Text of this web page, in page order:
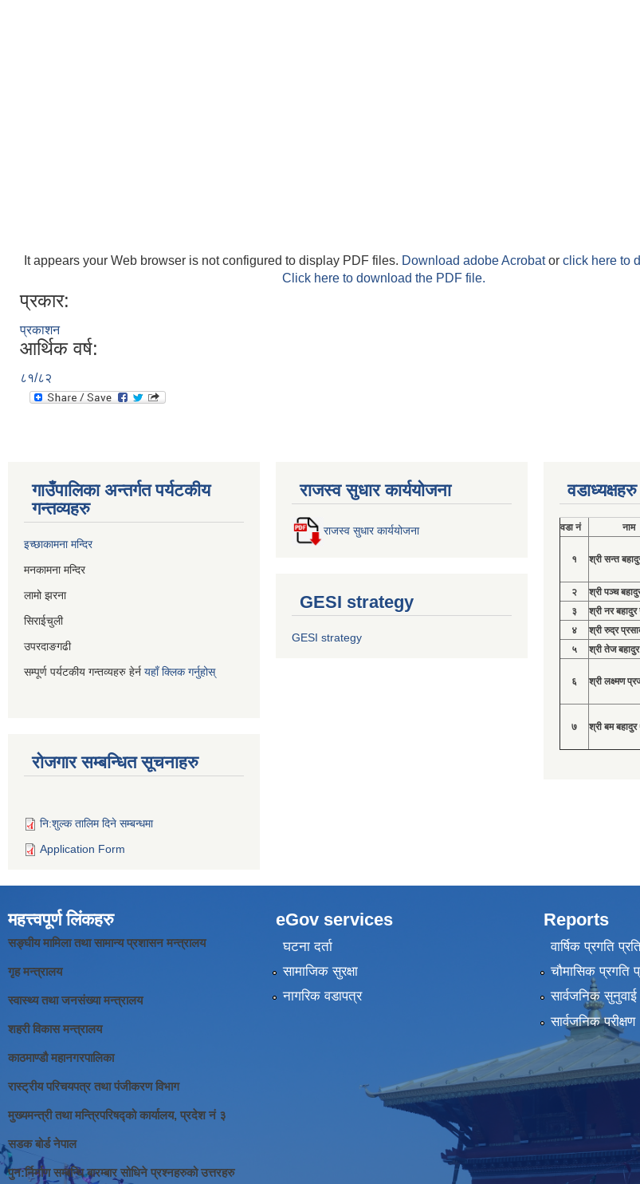
It appears your Web browser is not configured to display PDF files. Download adobe Acrobator click here to
Click here to download the PDF file.
प्रकार:
प्रकाशन
आर्थिक वर्ष:
८१/८२
गाउँपालिका अन्तर्गत पर्यटकीय
गन्तव्यहरु
इच्छाकामना मन्दिर
मनकामना मन्दिर
लामो झरना
सिराईचुली
उपरदाङगढी
सम्पूर्ण पर्यटकीय गन्तव्यहरु हेर्न यहाँ क्लिक गर्नुहोस्
रोजगार सम्बन्धित सूचनाहरु
नि:शुल्क तालिम दिने सम्बन्धमा
Application Form
राजस्व सुधार कार्ययोजना
राजस्व सुधार कार्ययोजना
GESI strategy
GESI strategy
वडाध्यक्षहरु
वडा नं नाम
१ श्री सन्त
२
श्री पञ्च
३
श्री नर
४
श्री रुद्र
५
श्री तेज
६ श्री लक्ष्मण
७ श्री बम बहादुर
महत्त्वपूर्ण लिंकहरु
सङ्घीय मामिला तथा सामान्य प्रशासन मन्त्रालय
गृह मन्त्रालय
स्वास्थ्य तथा जनसंख्या मन्त्रालय
शहरी विकास मन्त्रालय
काठमाण्डौ महानगरपालिका
रास्ट्रीय परिचयपत्र तथा पंजीकरण विभाग
मुख्यमन्त्री तथा मन्त्रिपरिषद्को कार्यालय, प्रदेश नं ३
सडक बोर्ड नेपाल
पुन:र्निर्माण सम्बन्धि बारम्बार सोधिने प्रश्नहरुको उत्तरहरु
eGov services
घटना दर्ता
सामाजिक सुरक्षा
नागरिक वडापत्र
Reports
वार्षिक प्रगति
चौमासिक प्रगति
सार्वजनिक सुनुवाई
सार्वजनिक परीक्षण